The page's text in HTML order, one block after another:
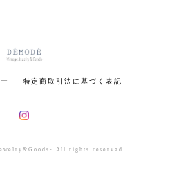
特定商取引法に基づく表記
All rights reserved.